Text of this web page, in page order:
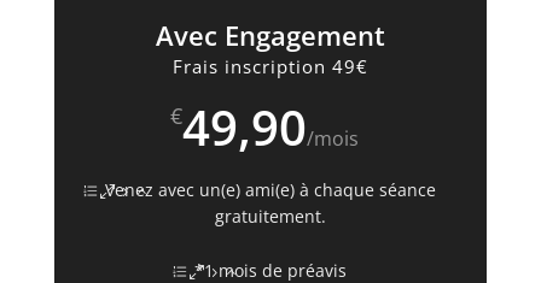
Avec Engagement
Frais inscription 49€
€49,90/mois
Venez avec un(e) ami(e) à chaque séance
gratuitement.
*1 mois de préavis